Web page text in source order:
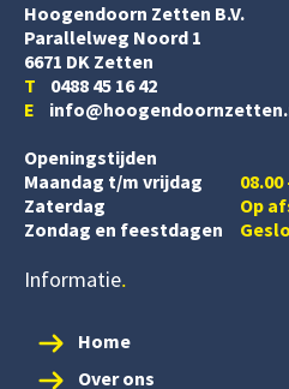
Hoogendoorn Zetten B.V.
Parallelweg Noord 1
6671 DK Zetten
T 0488 45 16 42
E
Openingstijden
Maandag t/m vrijdag
08.00
Zaterdag
Op
Zondag en feestdagen
Informatie
Home
Over ons